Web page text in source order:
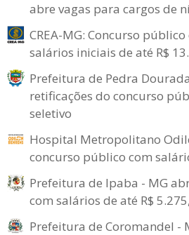
abre vagas para cargos de
CREA-MG: Concurso
salários iniciais de até R$
Prefeitura de Pedra
retificações do concurso
seletivo
Hospital Metropolitano
concurso público com
Prefeitura de Ipaba - MG
com salários de até R$
Prefeitura de Coromandel -